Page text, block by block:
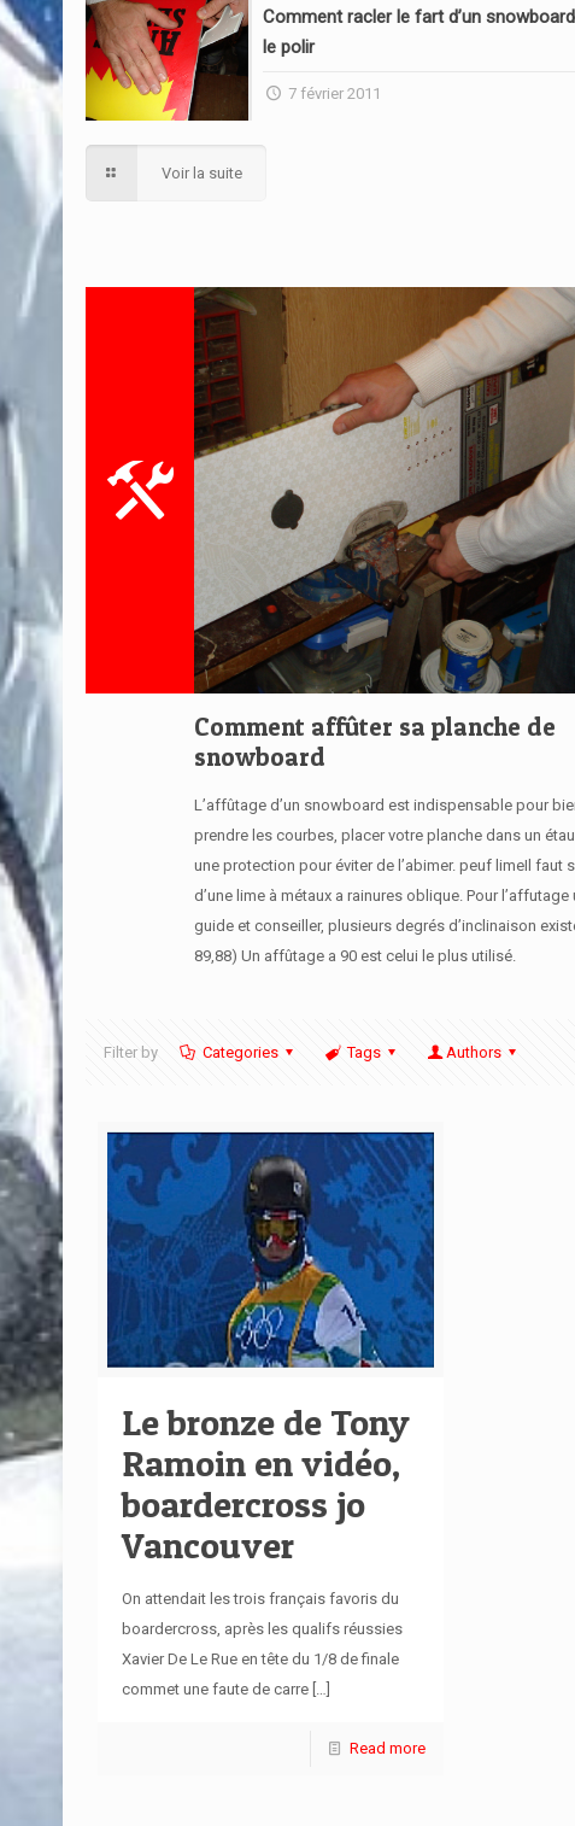
Comment racler le fart d’un
le polir
7 février 2011
Voir la suite
Comment affûter sa planche de
snowboard
L’affûtage d’un snowboard est indispensable pour
prendre les courbes, placer votre planche dans un
une protection pour éviter de l’abimer. peuf limeIl faut
d’une lime à métaux a rainures oblique. Pour l’affutage
guide et conseiller, plusieurs degrés d’inclinaison
89,88) Un affûtage a 90 est celui le plus utilisé.
Filter by Categories Tags Authors
Le bronze de Tony
Ramoin en vidéo,
boardercross jo
Vancouver
On attendait les trois français favoris du
boardercross, après les qualifs réussies
Xavier De Le Rue en tête du 1/8 de finale
commet une faute de carre[…]
Read more